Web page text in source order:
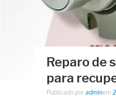
Reparo de
para
Publicado por adminem